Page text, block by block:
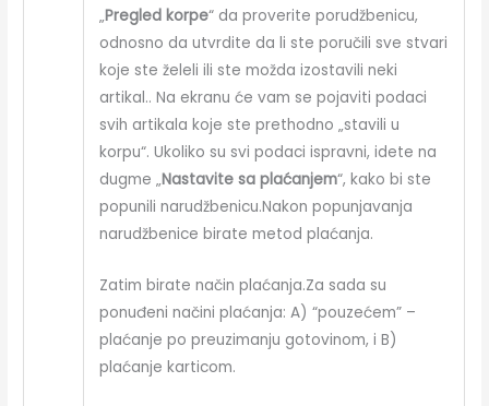
„Pregled korpe“ da proverite porudžbenicu,
odnosno da utvrdite da li ste poručili sve stvari
koje ste želeli ili ste možda izostavili neki
artikal.. Na ekranu će vam se pojaviti podaci
svih artikala koje ste prethodno „stavili u
korpu“. Ukoliko su svi podaci ispravni, idete na
dugme „Nastavite sa plaćanjem“, kako bi ste
popunili narudžbenicu.Nakon popunjavanja
narudžbenice birate metod plaćanja.
Zatim birate način plaćanja.Za sada su
ponuđeni načini plaćanja: A) “pouzećem” –
plaćanje po preuzimanju gotovinom, i B)
plaćanje karticom.